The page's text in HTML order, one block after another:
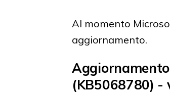
Al momento
aggiornamento.
(KB5068780) -